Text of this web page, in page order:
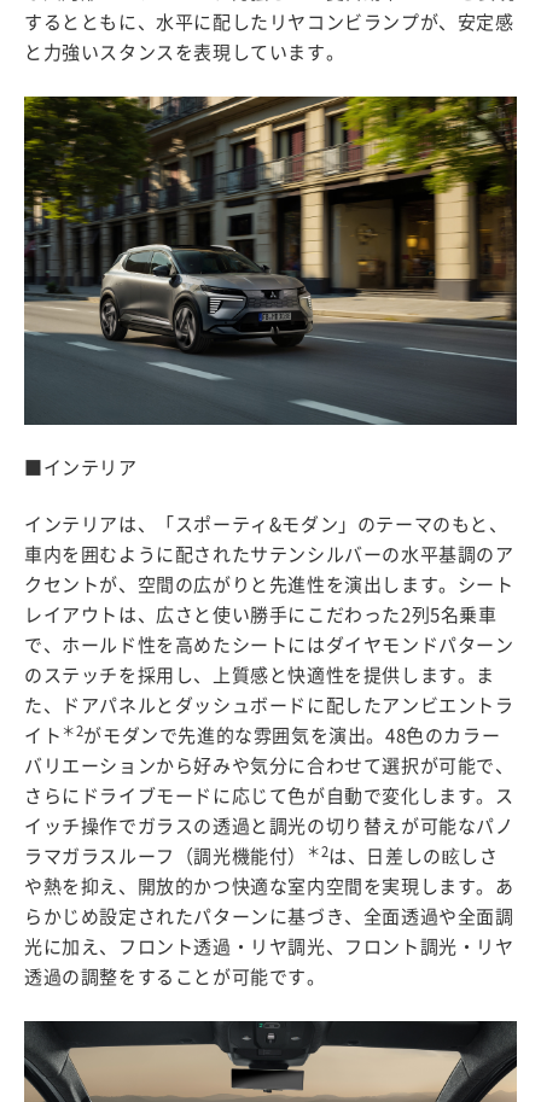
するとともに、水平に配したリヤコンビランプが、安定感
と力強いスタンスを表現しています。
■インテリア
インテリアは、「スポーティ&モダン」のテーマのもと、
車内を囲むように配されたサテンシルバーの水平基調のア
クセントが、空間の広がりと先進性を演出します。シート
レイアウトは、広さと使い勝手にこだわった2列5名乗車
で、ホールド性を高めたシートにはダイヤモンドパターン
のステッチを採用し、上質感と快適性を提供します。ま
た、ドアパネルとダッシュボードに配したアンビエントラ
イト ＊2がモダンで先進的な雰囲気を演出。48色のカラー
バリエーションから好みや気分に合わせて選択が可能で、
さらにドライブモードに応じて色が自動で変化します。ス
イッチ操作でガラスの透過と調光の切り替えが可能なパノ
ラマガラスルーフ（調光機能付）
＊2は、日差しの眩しさ
や熱を抑え、開放的かつ快適な室内空間を実現します。あ
らかじめ設定されたパターンに基づき、全面透過や全面調
光に加え、フロント透過・リヤ調光、フロント調光・リヤ
透過の調整をすることが可能です。